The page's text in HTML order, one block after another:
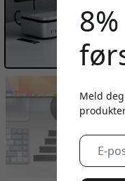
Meld